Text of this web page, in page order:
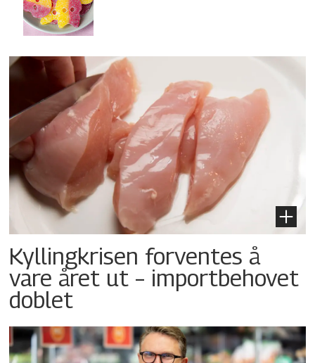
Kyllingkrisen forventes å
vare året ut – importbehovet
doblet